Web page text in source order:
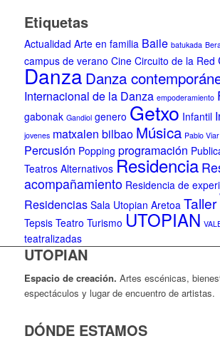
Etiquetas
Actualidad Arte en familia Baile batukada
campus de verano Cine Circuito de la Red
Danza Danza
Internacional de la Danza empoderamiento
gabonak Gandiol genero Getxo Infantil
jovenes matxalen bilbao Música Pablo Viar
Percusión Popping programación
Teatros Alternativos Residencia
acompañamiento Residencia de
Residencias Sala Utopian Aretoa Taller
Tepsis Teatro Turismo UTOPIAN
teatralizadas
UTOPIAN
Espacio de creación. Artes escénicas,
espectáculos y lugar de encuentro de artistas.
DÓNDE ESTAMOS